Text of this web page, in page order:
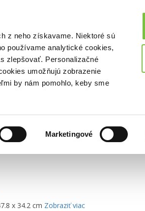
z neho získavame. Niektoré sú
používame analytické cookies,
zlepšovať. Personalizačné
umožňujú zobrazenie
by nám pomohlo, keby sme
Marketingové Zoradiť
x 34.2 cm Zobraziť viac